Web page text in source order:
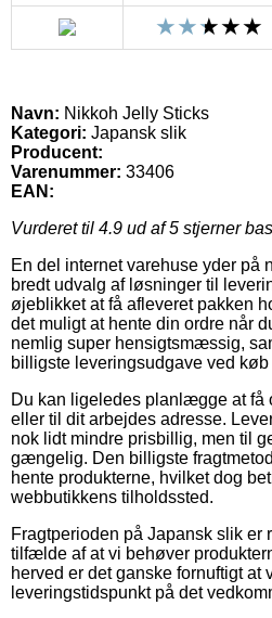
Navn: Nikkoh Jelly Sticks
Kategori: Japansk slik
Producent:
Varenummer: 33406
EAN:
Vurderet til 4.9 ud af 5 stjerner
En del internet varehuse yder på
bredt udvalg af løsninger til
øjeblikket at få afleveret pakken
det muligt at hente din ordre når
nemlig super hensigtsmæssig,
billigste leveringsudgave ved
Du kan ligeledes planlægge at få
eller til dit arbejdes adresse.
nok lidt mindre prisbillig, men til
gængelig. Den billigste
hente produkterne, hvilket dog
webbutikkens tilholdssted.
Fragtperioden på Japansk slik er
tilfælde af at vi behøver
herved er det ganske fornuftigt at
leveringstidspunkt på det